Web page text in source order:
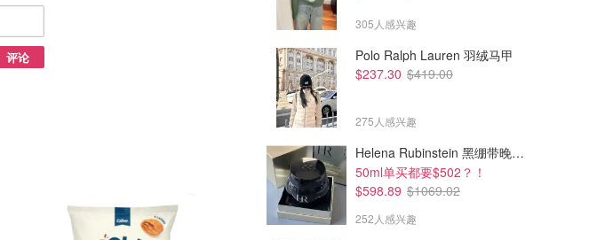
评论
305人感兴趣
Polo Ralph Lauren 羽绒马甲
$237.30 $419.00
275人感兴趣
Helena Rubinstein 黑绷带晚霜 100ml
50ml单买都要$502？！
$598.89 $1069.02
252人感兴趣